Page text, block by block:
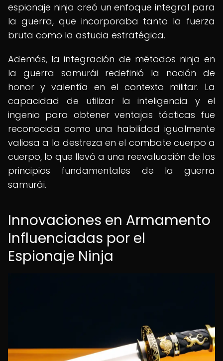
espionaje ninja creó un enfoque integral para
la guerra, que incorporaba tanto la fuerza
bruta como la astucia estratégica.
Además, la integración de métodos ninja en
la guerra samurái redefinió la noción de
honor y valentía en el contexto militar. La
capacidad de utilizar la inteligencia y el
ingenio para obtener ventajas tácticas fue
reconocida como una habilidad igualmente
valiosa a la destreza en el combate cuerpo a
cuerpo, lo que llevó a una reevaluación de los
principios fundamentales de la guerra
samurái.
Innovaciones en Armamento
Influenciadas por el
Espionaje Ninja